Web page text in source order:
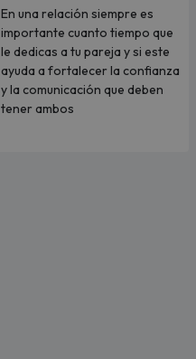
En una relación siempre es
importante cuanto tiempo que
le dedicas a tu pareja y si este
ayuda a fortalecer la confianza
y la comunicación que deben
tener ambos